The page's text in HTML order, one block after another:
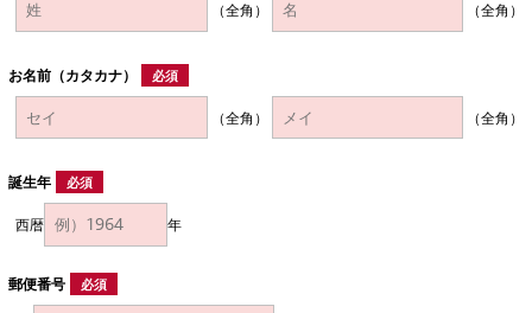
（全角） （全角）
お名前（カタカナ） 必須
（全角） （全角）
誕生年 必須
西暦 年
郵便番号 必須